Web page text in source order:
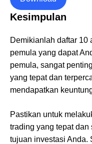
Kesimpulan
Demikianlah daftar 10
pemula yang dapat
pemula, sangat
yang tepat dan
mendapatkan
Pastikan untuk
trading yang tepat
tujuan investasi Anda.